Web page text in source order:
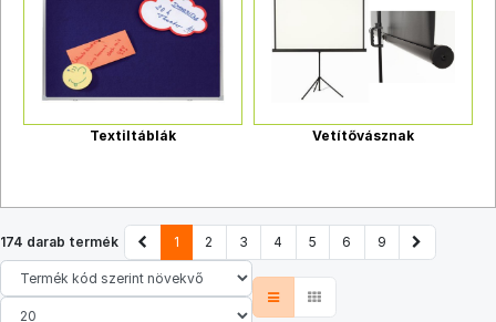
Textiltáblák Vetítővásznak
174 darab termék 1 2 3 4 5 6 9